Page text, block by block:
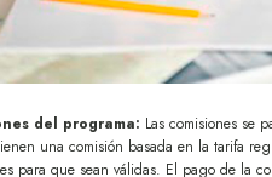
del programa: Las comisiones se
una comisión basada en la tarifa
para que sean válidas. El pago de la